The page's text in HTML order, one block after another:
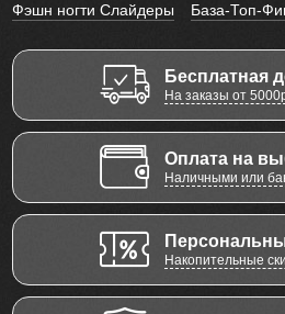
Фэшн ногти Слайдеры
База-Топ-
Бесплатная
На заказы от
Оплата на
Наличными или
Накопительные